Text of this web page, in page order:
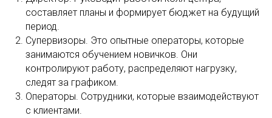
составляет планы и формирует бюджет на будущий
период.
Супервизоры. Это опытные операторы, которые
занимаются обучением новичков. Они
контролируют работу, распределяют нагрузку,
следят за графиком.
Операторы. Сотрудники, которые взаимодействуют
с клиентами.